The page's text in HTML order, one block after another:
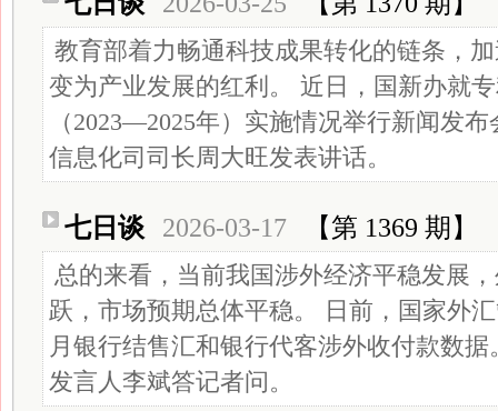
教育部着力畅通科技成果转化的链条，
变为产业发展的红利。 近日，国新办就
（2023—2025年）实施情况举行新闻发
信息化司司长周大旺发表讲话。
七日谈 2026-03-17 【第 1369 期】
总的来看，当前我国涉外经济平稳发展
跃，市场预期总体平稳。 日前，国家外
月银行结售汇和银行代客涉外收付款数
发言人李斌答记者问。